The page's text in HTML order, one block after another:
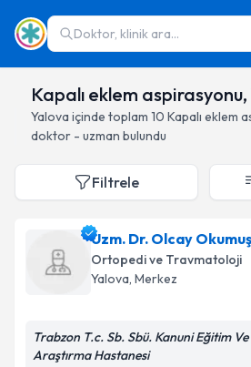
Doktor, klinik ara...
Kapalı eklem
Yalova içinde toplam 10 Kapalı eklem
doktor - uzman bulundu
Filtrele
Uzm. Dr. Olcay Okumuş
Ortopedi ve Travmatoloji
Yalova, Merkez
Trabzon T.c. Sb. Sbü. Kanuni Eğitim Ve
Araştırma Hastanesi